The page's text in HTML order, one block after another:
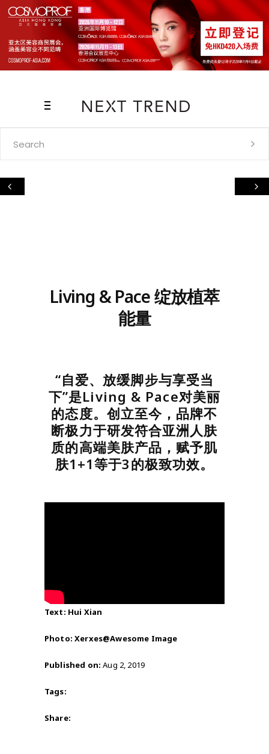
Living & Pace 绽放植萃
能量
“自爱、放缓脚步与享受当
下”是Living & Pace对美丽
的态度。创立至今，品牌不
断极力于研发符合亚洲人肤
质的高端美肤产品，赋予肌
肤1+1等于3的极致功效。
Text: Hui Xian
Photo: Xerxes@Awesome Image
Published on: Aug 2, 2019
Tags:
Share: